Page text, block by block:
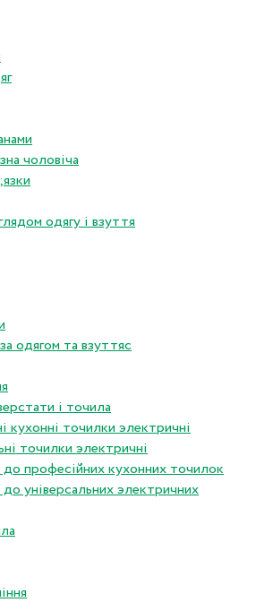
чоловіча
одягу і взуття
одягом та взуттяс
і точила
кухоннi точилки электричнi
точилки электричнi
до професiйних кухонних точилок
унiверсальних электричних